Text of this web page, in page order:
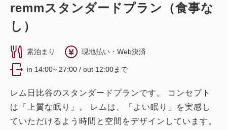
remmスタンダードプラン（食事な
し）
素泊まり 現地払い・Web決済
in 14:00~ 27:00 / out 12:00まで
レム日比谷のスタンダードプランです。 コンセプト
は「上質な眠り」。 レムは、「よい眠り」を実感し
ていただけるよう時間と空間をデザインしています。